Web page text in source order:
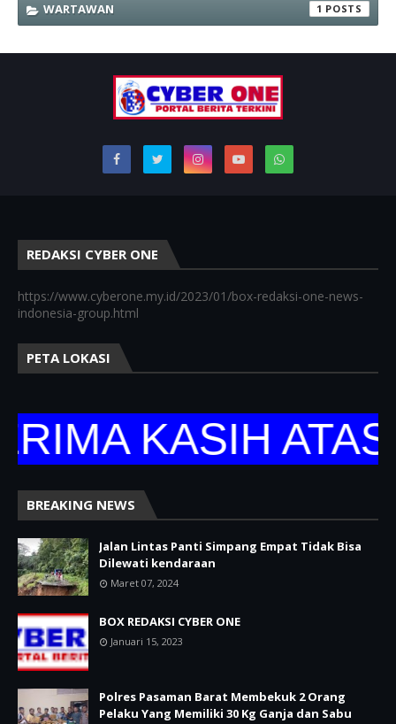
WARTAWAN 1
REDAKSI CYBER ONE
https://www.cyberone.my.id/2023/01/box-redaksi-one-news-
indonesia-group.html
PETA LOKASI
KASIH ATAS
BREAKING NEWS
Jalan Lintas Panti Simpang Empat Tidak Bisa
Dilewati kendaraan
Maret 07, 2024
BOX REDAKSI CYBER ONE
Januari 15, 2023
Polres Pasaman Barat Membekuk 2 Orang
Pelaku Yang Memiliki 30 Kg Ganja dan Sabu